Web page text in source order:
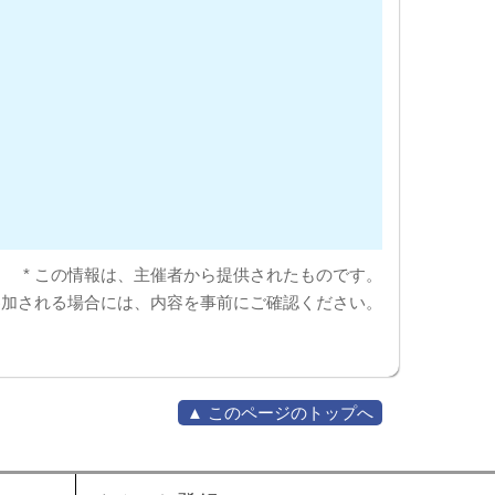
* この情報は、主催者から提供されたものです。
される場合には、内容を事前にご確認ください。
▲ このページのトップへ